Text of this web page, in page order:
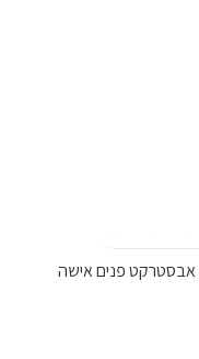
אבסטרקט פנים אישה